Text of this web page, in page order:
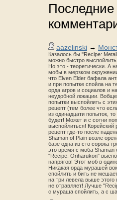
Последние
aazelinski →
Казалось бы "Recipe:
можно быстро
Но это - теоретически. А
мобы в мерзком
что Elven Elder бафала
и при попытке спойла на
орда агров и социалов и
неудобной локации.
попытки выспойлить с
рецепт (тем более что
из одинадцати попыток, то
будет! Может и с сотни
выспойлиться!
рецепт где-то после
Shaman of Plain возле
базе одна из сто сорока
это время с моба Shaman
"Recipe: Oriharukon"
напрягов! Этот моб в
Никакая орда мурашей
спойлить и бить не
на три левела выше
не отравляет! Лучше
с мураша спойлить, а с